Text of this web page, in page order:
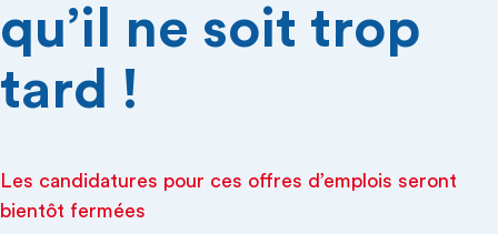
qu’il ne soit trop
tard !
Les candidatures pour ces offres d’emplois seront
bientôt fermées